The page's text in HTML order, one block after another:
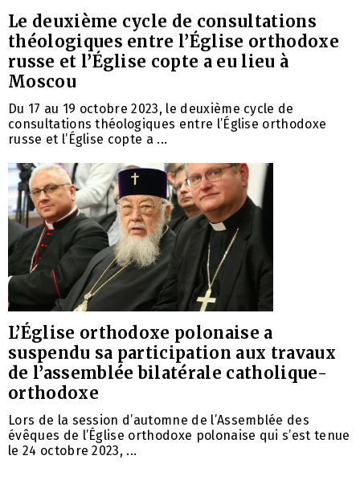
Le deuxième cycle de consultations
théologiques entre l’Église orthodoxe
russe et l’Église copte a eu lieu à
Moscou
Du 17 au 19 octobre 2023, le deuxième cycle de
consultations théologiques entre l’Église orthodoxe
russe et l’Église copte a ...
L’Église orthodoxe polonaise a
suspendu sa participation aux travaux
de l’assemblée bilatérale catholique-
orthodoxe
Lors de la session d’automne de l’Assemblée des
évêques de l’Église orthodoxe polonaise qui s’est tenue
le 24 octobre 2023, ...